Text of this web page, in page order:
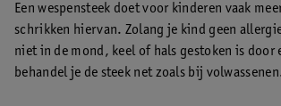
Een wespensteek doet voor kinderen vaak
schrikken hiervan. Zolang je kind geen
niet in de mond, keel of hals gestoken is door
behandel je de steek net zoals bij